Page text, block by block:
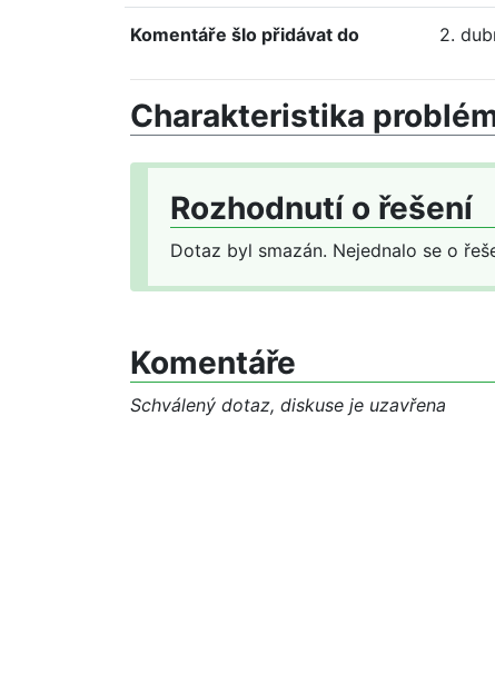
Komentáře šlo přidávat do 2.
Charakteristika
Rozhodnutí o řešení
Dotaz byl smazán. Nejednalo se o
Komentáře
Schválený dotaz, diskuse je uzavřena